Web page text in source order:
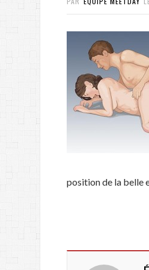
position de la belle